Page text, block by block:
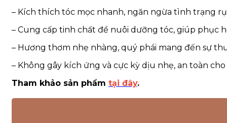
– Kích thích tóc mọc nhanh, ngăn ngừa tình trạng
– Cung cấp tinh chất để nuôi dưỡng tóc, giúp phục
– Hương thơm nhẹ nhàng, quý phái mang đến sự
– Không gây kích ứng và cực kỳ dịu nhẹ, an toàn cho
Tham khảo sản phẩm tại đây.